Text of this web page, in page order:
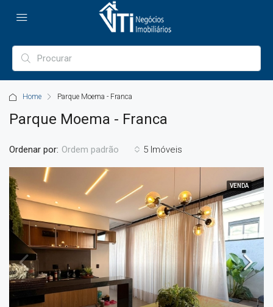
Home Parque Moema - Franca
Parque Moema - Franca
5 Imóveis
Ordenar por: Ordem padrão
VENDA